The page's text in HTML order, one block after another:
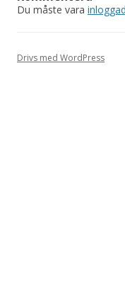
Du måste vara inloggad
Drivs med WordPress